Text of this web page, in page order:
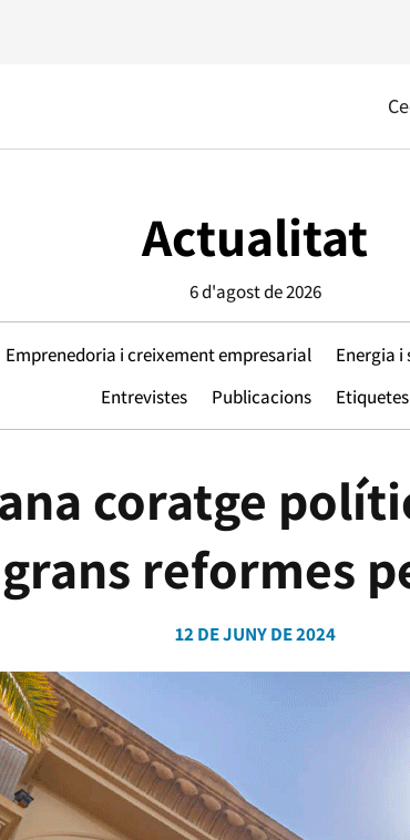
Actualitat
6 d'agost de 2026
Emprenedoria i creixement empresarial Energia
Entrevistes
Publicacions Etiquetes
coratge
reformes
12 DE JUNY DE 2024